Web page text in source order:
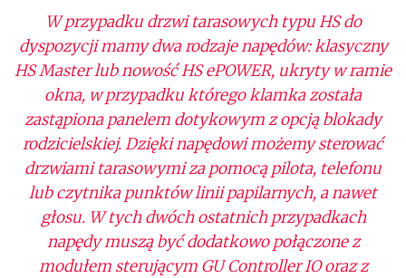
W przypadku drzwi tarasowych typu HS do
dyspozycji mamy dwa rodzaje napędów: klasyczny
HS Master lub nowość HS ePOWER, ukryty w ramie
okna, w przypadku którego klamka została
zastąpiona panelem dotykowym z opcją blokady
rodzicielskiej. Dzięki napędowi możemy sterować
drzwiami tarasowymi za pomocą pilota, telefonu
lub czytnika punktów linii papilarnych, a nawet
głosu. W tych dwóch ostatnich przypadkach
napędy muszą być dodatkowo połączone z
modułem sterującym GU Controller IO oraz z